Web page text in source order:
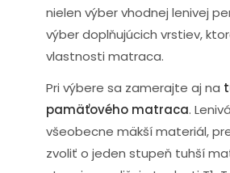
nielen výber vhodnej lenivej
výber doplňujúcich vrstiev,
vlastnosti matraca.
Pri výbere sa zamerajte aj na
pamäťového matraca.
všeobecne mäkší materiál,
zvoliť o jeden stupeň tuhší